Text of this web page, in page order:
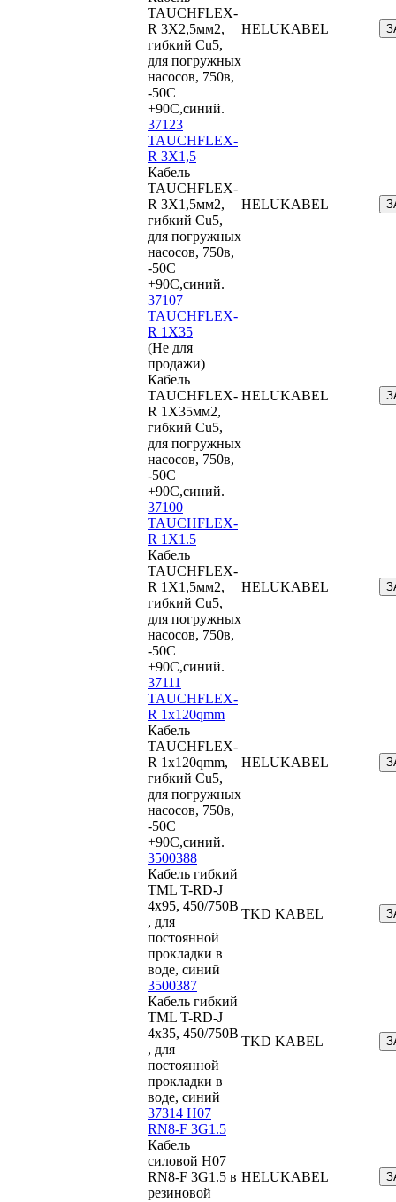
TAUCHFLEX-
R 3X2,5мм2,
гибкий Cu5,
для погружных
насосов, 750в,
-50С
+90С,синий.
HELUKABEL
37123
TAUCHFLEX-
R 3X1,5
Кабель
TAUCHFLEX-
R 3X1,5мм2,
гибкий Cu5,
для погружных
насосов, 750в,
-50С
+90С,синий.
HELUKABEL
37107
TAUCHFLEX-
R 1X35
(Не для
продажи)
Кабель
TAUCHFLEX-
R 1X35мм2,
гибкий Cu5,
для погружных
насосов, 750в,
-50С
+90С,синий.
HELUKABEL
37100
TAUCHFLEX-
R 1X1.5
Кабель
TAUCHFLEX-
R 1X1,5мм2,
гибкий Cu5,
для погружных
насосов, 750в,
-50С
+90С,синий.
HELUKABEL
37111
TAUCHFLEX-
R 1x120qmm
Кабель
TAUCHFLEX-
R 1x120qmm,
гибкий Cu5,
для погружных
насосов, 750в,
-50С
+90С,синий.
HELUKABEL
3500388
Кабель гибкий
TML T-RD-J
4x95, 450/750В
, для
постоянной
прокладки в
воде, синий
TKD KABEL
3500387
Кабель гибкий
TML T-RD-J
4x35, 450/750В
, для
постоянной
прокладки в
воде, синий
TKD KABEL
37314 H07
RN8-F 3G1.5
Кабель
силовой H07
RN8-F 3G1.5 в
резиновой
HELUKABEL